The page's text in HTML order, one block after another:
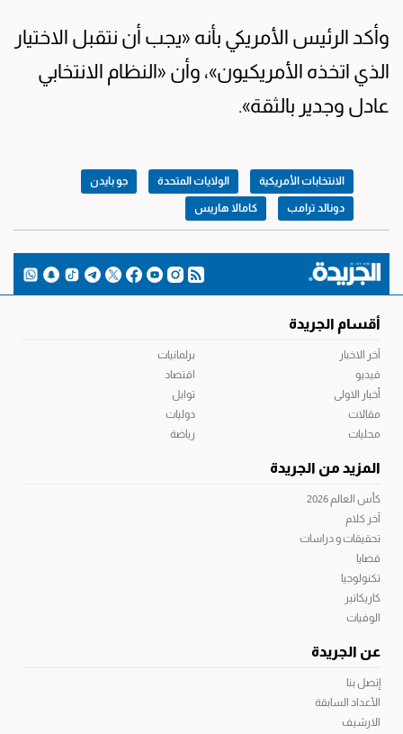
وأكد الرئيس الأمريكي بأنه «يجب أن نتقبل الاختيار
الذي اتخذه الأمريكيون»، وأن «النظام الانتخابي
عادل وجدير بالثقة».
الانتخابات الأمريكية الولايات المتحدة جو بايدن
دونالد ترامب كامالا هاريس
أقسام الجريدة
آخر الاخبار
فيديو
أخبار الاولى
مقالات
محليات
برلمانيات
اقتصاد
توابل
دوليات
رياضة
المزيد من الجريدة
كأس العالم 2026
آخر كلام
تحقيقات و دراسات
قضايا
تكنولوجيا
كاريكاتير
الوفيات
عن الجريدة
إتصل بنا
الأعداد السابقة
الارشيف